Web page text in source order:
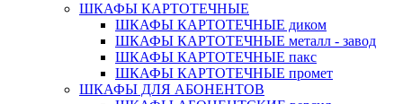
ШКАФЫ КАРТОТЕЧНЫЕ
ШКАФЫ КАРТОТЕЧНЫЕ диком
ШКАФЫ КАРТОТЕЧНЫЕ металл - завод
ШКАФЫ КАРТОТЕЧНЫЕ пакс
ШКАФЫ КАРТОТЕЧНЫЕ промет
ШКАФЫ ДЛЯ АБОНЕНТОВ